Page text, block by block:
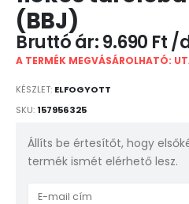
(BBJ)
9.690 Ft
A TERMÉK MEGVÁSÁROLHATÓ:
KÉSZLET: ELFOGYOTT
SKU:157956325
Állíts be értesítőt, hogy
termék ismét elérhető lesz.
Enter